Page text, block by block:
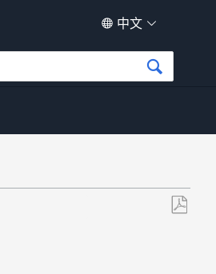
中文